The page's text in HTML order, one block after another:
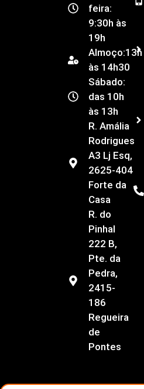
feira:
9:30h às
19h
Almoço:13h
às 14h30
Sábado:
das 10h
às 13h
R. Amália
Rodrigues
A3 Lj Esq,
2625-404
Forte da
Casa
R. do
Pinhal
222 B,
Pte. da
Pedra,
2415-
186
Regueira
de
Pontes